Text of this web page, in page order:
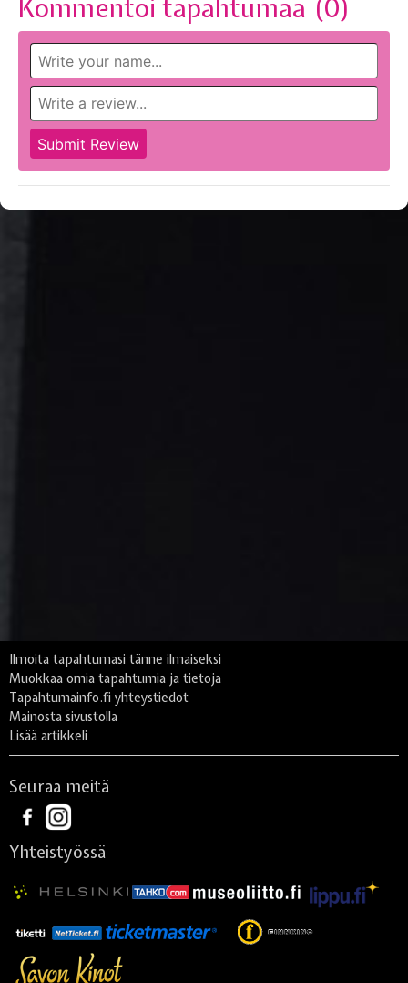
Kommentoi tapahtumaa (0)
Ilmoita tapahtumasi tänne ilmaiseksi
Muokkaa omia tapahtumia ja tietoja
Tapahtumainfo.fi yhteystiedot
Mainosta sivustolla
Lisää artikkeli
Seuraa meitä
Yhteistyössä